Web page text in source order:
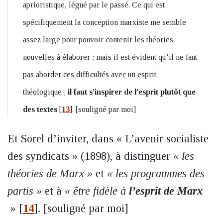
aprioristique, légué par le passé. Ce qui est
spécifiquement la conception marxiste me semble
assez large pour pouvoir contenir les théories
nouvelles à élaborer ; mais il est évident qu’il ne faut
pas aborder ces difficultés avec un esprit
théologique ; il faut s’inspirer de l’esprit plutôt que
des textes [13]. [souligné par moi]
Et Sorel d’inviter, dans « L’avenir socialiste
des syndicats » (1898), à distinguer « les
théories de Marx » et « les programmes des
partis » et à « être fidèle à l’esprit de Marx
» [14]. [souligné par moi]